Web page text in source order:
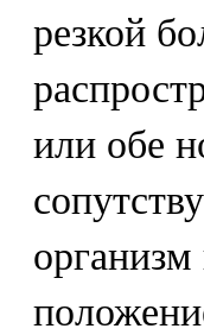
резкой
или обе